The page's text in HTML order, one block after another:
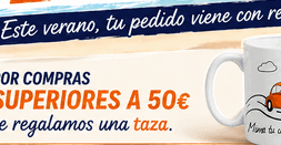
ANTENA 5Q0035507N
5Q0035507N
VOLKSWAGEN PASSAT B8 (3G2, CB2) 2.0